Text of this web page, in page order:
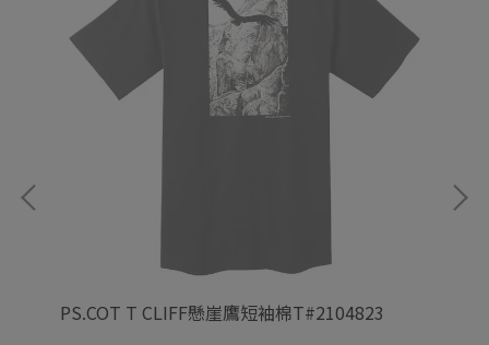
PS.COT T CLIFF懸崖鷹短袖棉T#2104823